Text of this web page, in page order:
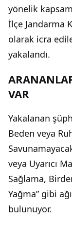
yönelik
İlçe Jandarma
olarak icra
yakalandı.
VAR
Yakalanan
Beden veya
veya Uyarıcı
Sağlama,
Yağma” gibi
bulunuyor.